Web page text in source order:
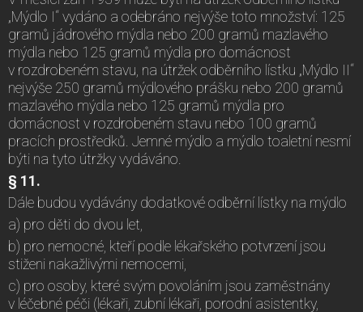
„Mýdlo I“ vydáno a odebráno nejvýše toto množství: 125
gramů jádrového mýdla nebo 200 gramů mazlavého
mýdla nebo 125 gramů mýdla pro domácnost
v rozdrobeném stavu, na útržek odběrního lístku „Mýdlo II“
nejvýše 250 gramů mýdlového prášku nebo 200 gramů
mazlavého mýdla nebo 125 gramů mýdla pro
domácnost v rozdrobeném stavu nebo 100 gramů
pracích prostředků. Jemné mýdlo a mýdlo toaletní nesmí
býti na tyto útržky vydáváno.
§ 11.
Dále budou vydávány dodatkové odběrní lístky na mýdlo
a) pro děti do dvou let,
b) pro nemocné, kteří podle lékařského potvrzení jsou
stiženi nakažlivými nemocemi,
c) pro osoby, které svým povoláním jsou zaměstnány
v léčebné péči (lékaři, zubní lékaři, porodní asistentky,